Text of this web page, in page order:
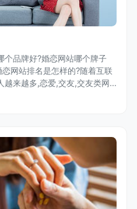
个品牌好?婚恋网站哪个牌子
网站排名是怎样的?随着互联
越来越多,恋爱,交友,交友类网
网站更好,更让人放心?婚恋网